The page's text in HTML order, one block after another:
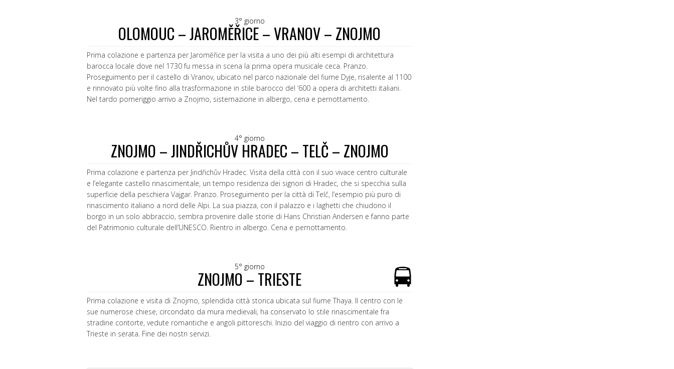
3° giorno
OLOMOUC – JAROMĚŘICE – VRANOV – ZNOJMO
Prima colazione e partenza per Jaromĕřice per la visita a uno dei più alti esempi di architettura
barocca locale dove nel 1730 fu messa in scena la prima opera musicale ceca. Pranzo.
Proseguimento per il castello di Vranov, ubicato nel parco nazionale del fiume Dyje, risalente al 1100
e rinnovato più volte fino alla trasformazione in stile barocco del ‘600 a opera di architetti italiani.
Nel tardo pomeriggio arrivo a Znojmo, sistemazione in albergo, cena e pernottamento.
4° giorno
ZNOJMO – JINDŘICHŮV HRADEC – TELČ – ZNOJMO
Prima colazione e partenza per Jindřichův Hradec. Visita della città con il suo vivace centro culturale
e l’elegante castello rinascimentale, un tempo residenza dei signori di Hradec, che si specchia sulla
superficie della peschiera Vajgar. Pranzo. Proseguimento per la città di Telč, l’esempio più puro di
rinascimento italiano a nord delle Alpi. La sua piazza, con il palazzo e i laghetti che chiudono il
borgo in un solo abbraccio, sembra provenire dalle storie di Hans Christian Andersen e fanno parte
del Patrimonio culturale dell’UNESCO. Rientro in albergo. Cena e pernottamento.
5° giorno
ZNOJMO – TRIESTE
Prima colazione e visita di Znojmo, splendida città storica ubicata sul fiume Thaya. Il centro con le
sue numerose chiese, circondato da mura medievali, ha conservato lo stile rinascimentale fra
stradine contorte, vedute romantiche e angoli pittoreschi. Inizio del viaggio di rientro con arrivo a
Trieste in serata. Fine dei nostri servizi.